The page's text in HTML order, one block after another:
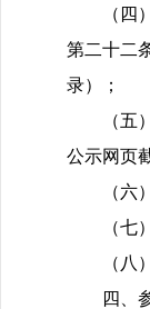
（
第二十二
录）；
（
公示网页
（六
（七
（
四、